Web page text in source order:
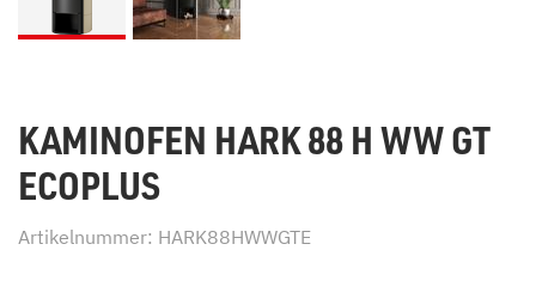
KAMINOFEN HARK 88 H WW GT
ECOPLUS
Artikelnummer: HARK88HWWGTE